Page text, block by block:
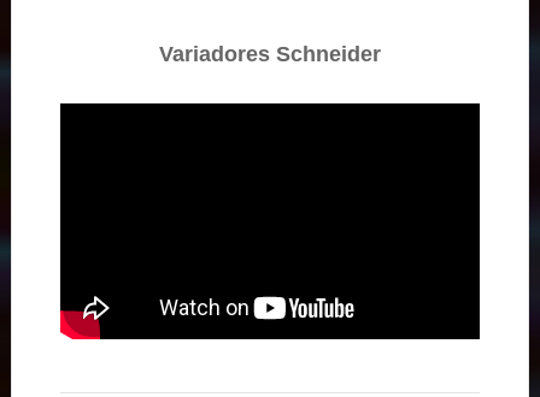
Variadores Schneider